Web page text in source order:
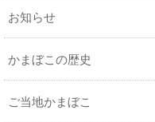
お知らせ
かまぼこの歴史
ご当地かまぼこ